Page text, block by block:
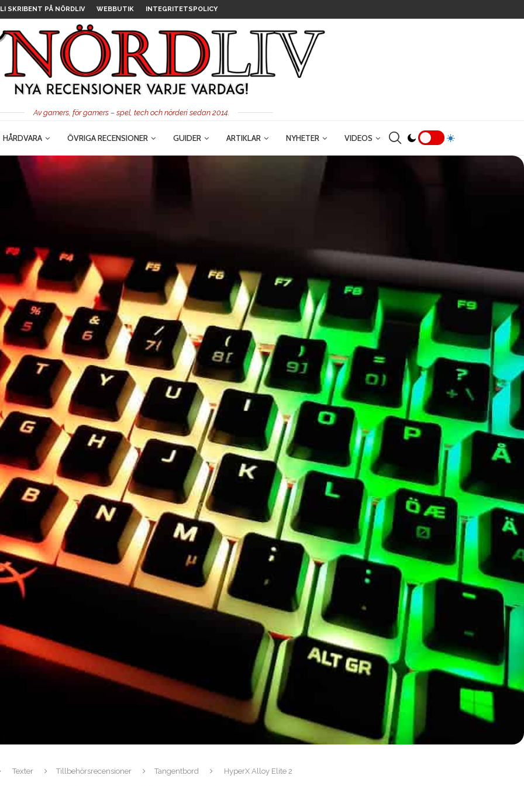
SKRIBENT PÅ NÖRDLIV WEBBUTIK INTEGRITETSPOLICY
Av gamers, för gamers – spel, tech och nörderi sedan 2014.
HÅRDVARA ÖVRIGA RECENSIONER GUIDER ARTIKLAR NYHETER VIDEOS
Texter Tillbehörsrecensioner Tangentbord HyperX Alloy Elite 2